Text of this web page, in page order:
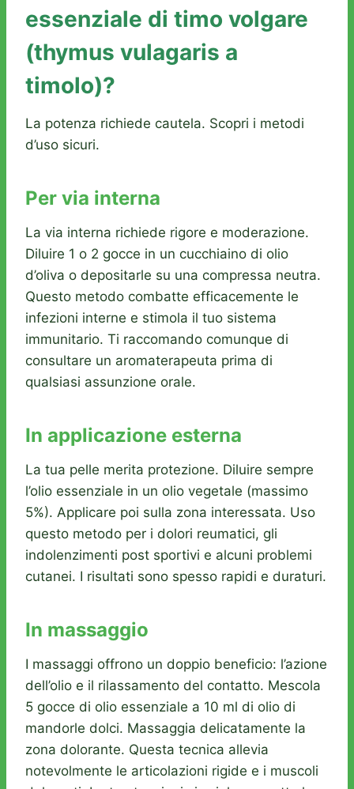
essenziale di timo volgare
(thymus vulagaris a
timolo)?
La potenza richiede cautela. Scopri i metodi
d’uso sicuri.
Per via interna
La via interna richiede rigore e moderazione.
Diluire 1 o 2 gocce in un cucchiaino di olio
d’oliva o depositarle su una compressa neutra.
Questo metodo combatte efficacemente le
infezioni interne e stimola il tuo sistema
immunitario. Ti raccomando comunque di
consultare un aromaterapeuta prima di
qualsiasi assunzione orale.
In applicazione esterna
La tua pelle merita protezione. Diluire sempre
l’olio essenziale in un olio vegetale (massimo
5%). Applicare poi sulla zona interessata. Uso
questo metodo per i dolori reumatici, gli
indolenzimenti post sportivi e alcuni problemi
cutanei. I risultati sono spesso rapidi e duraturi.
In massaggio
I massaggi offrono un doppio beneficio: l’azione
dell’olio e il rilassamento del contatto. Mescola
5 gocce di olio essenziale a 10 ml di olio di
mandorle dolci. Massaggia delicatamente la
zona dolorante. Questa tecnica allevia
notevolmente le articolazioni rigide e i muscoli